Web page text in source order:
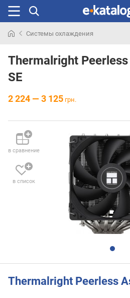
раньше
Системы охлаждения
Thermalright
SE
2 224 — 3 125 грн.
в сравнение
в список
Thermalright Peerless